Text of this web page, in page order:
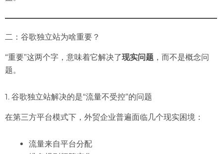
二：谷歌独立站为啥重要？
“重要”这两个字，意味着它解决了现实问题 ，而不是概念问
题。
1. 谷歌独立站解决的是“流量不受控”的问题
在第三方平台模式下，外贸企业普遍面临几个现实困境：
流量来自平台分配